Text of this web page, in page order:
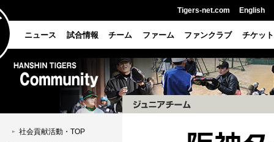
Tigers-net.com English
ニュース 試合情報 チーム ファーム ファンクラブ チケット
社会貢献活動・TOP